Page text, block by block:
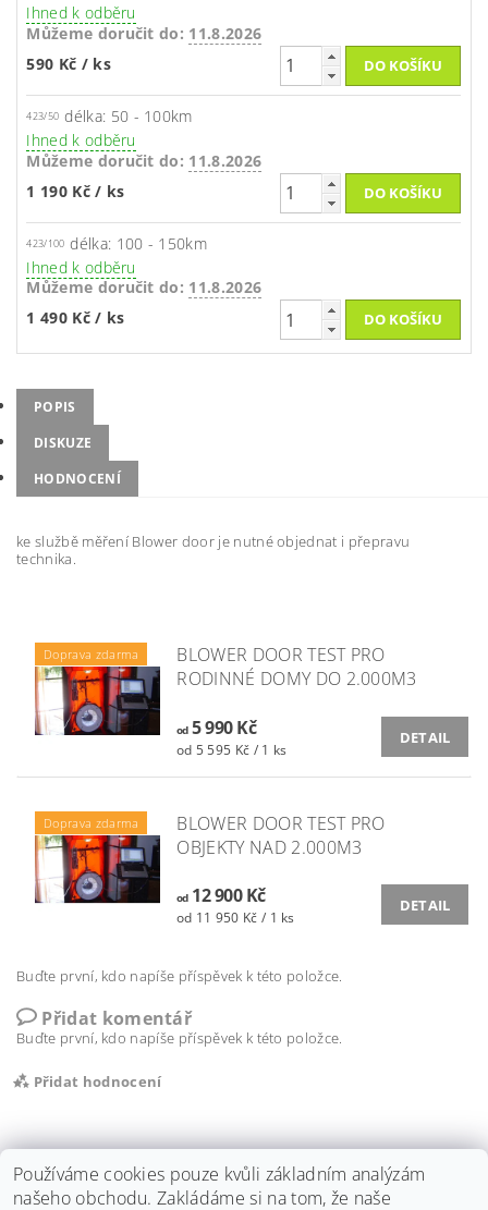
Ihned k odběru
Můžeme doručit do: 11.8.2026
590 Kč / ks
423/50 délka: 50 - 100km
Ihned k odběru
Můžeme doručit do: 11.8.2026
1 190 Kč/ ks
423/100 délka: 100 - 150km
Ihned k odběru
Můžeme doručit do: 11.8.2026
1 490 Kč/ ks
POPIS
DISKUZE
HODNOCENÍ
ke službě měření Blower door je nutné objednat i přepravu
technika.
Doprava zdarma
BLOWER DOOR TEST PRO
RODINNÉ DOMY DO 2.000M3
od5 990 Kč
od 5 595 Kč / 1 ks
DETAIL
Doprava zdarma
BLOWER DOOR TEST PRO
OBJEKTY NAD 2.000M3
od12 900 Kč
od 11 950 Kč / 1 ks
DETAIL
Buďte první, kdo napíše příspěvek k této položce.
Přidat komentář
Buďte první, kdo napíše příspěvek k této položce.
Přidat hodnocení
Používáme cookies pouze kvůli základním analýzám
našeho obchodu. Zakládáme si na tom, že naše